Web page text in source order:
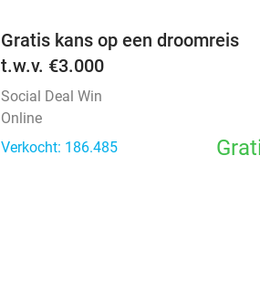
Gratis kans op een droomreis
t.w.v. €3.000
Social Deal Win
Online
Verkocht: 186.485